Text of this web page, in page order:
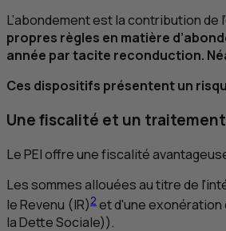
L’abondement est la contribution de
propres règles en matière
année par tacite reconduction.
Ces dispositifs présentent un
Une fiscalité et un
LePEIoffre une fiscalité
Les sommes allouées au titre de
le Revenu (IR)2 et d'une exonération
la Dette Sociale)).